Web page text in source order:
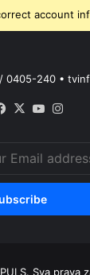
account
0405-240 •
Facebook
X YouTube
Sva prava